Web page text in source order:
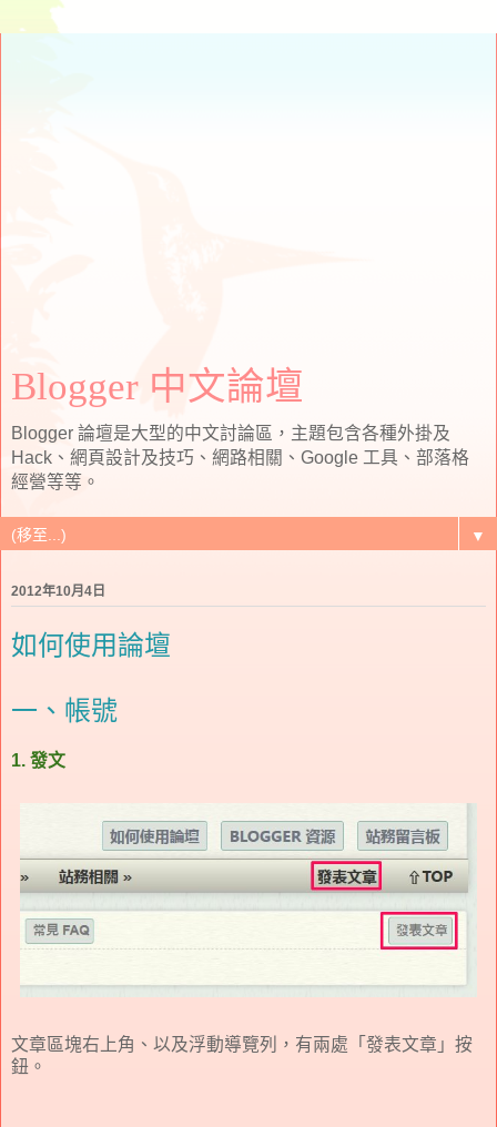
Blogger 中文論壇
Blogger 論壇是大型的中文討論區，主題包含各種外掛及
Hack、網頁設計及技巧、網路相關、Google 工具、部落格
經營等等。
▼
2012年10月4日
如何使用論壇
一、帳號
1. 發文
文章區塊右上角、以及浮動導覽列，有兩處「發表文章」按
鈕。